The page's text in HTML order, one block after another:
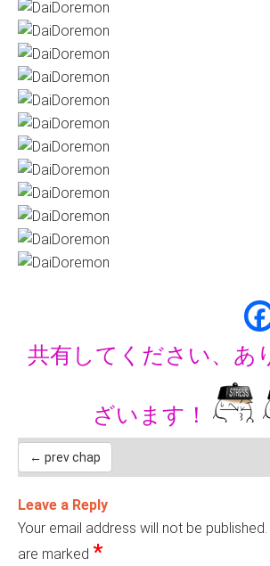
共有してください、あ
ざいます！
← prev chap
Leave a Reply
Your email address will not be published.
are marked *